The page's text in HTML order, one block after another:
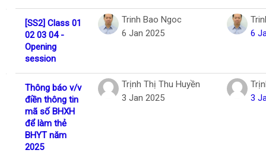
[SS2] Class 01
02 03 04 -
Opening
session
Trinh Bao Ngoc
6 Jan 2025
6
Thông báo v/v
điền thông tin
mã số BHXH
để làm thẻ
BHYT năm
2025
Trịnh Thị Thu Huyền
3 Jan 2025
3